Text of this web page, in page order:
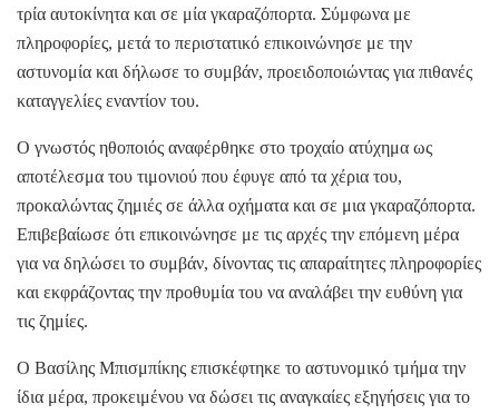
τρία αυτοκίνητα και σε μία γκαραζόπορτα. Σύμφωνα με
πληροφορίες, μετά το περιστατικό επικοινώνησε με την
αστυνομία και δήλωσε το συμβάν, προειδοποιώντας για πιθανές
καταγγελίες εναντίον του.
Ο γνωστός ηθοποιός αναφέρθηκε στο τροχαίο ατύχημα ως
αποτέλεσμα του τιμονιού που έφυγε από τα χέρια του,
προκαλώντας ζημιές σε άλλα οχήματα και σε μια γκαραζόπορτα.
Επιβεβαίωσε ότι επικοινώνησε με τις αρχές την επόμενη μέρα
για να δηλώσει το συμβάν, δίνοντας τις απαραίτητες πληροφορίες
και εκφράζοντας την προθυμία του να αναλάβει την ευθύνη για
τις ζημίες.
Ο Βασίλης Μπισμπίκης επισκέφτηκε το αστυνομικό τμήμα την
ίδια μέρα, προκειμένου να δώσει τις αναγκαίες εξηγήσεις για το